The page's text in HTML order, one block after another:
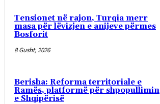
Tensionet në rajon, Turqia merr
masa për lëvizjen e anijeve përmes
Bosforit
8 Gusht, 2026
Berisha: Reforma territoriale e
Ramës, platformë për shpopullimin
e Shqipërisë